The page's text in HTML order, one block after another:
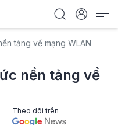
tảng về mạng WLAN
nền tảng về
Theo dõi trên